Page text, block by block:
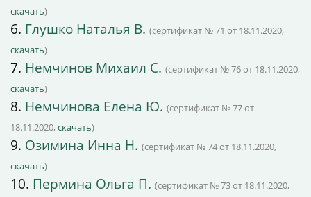
скачать)
6. Глушко Наталья В. (сертификат № 71 от 18.11.2020,
скачать)
7. Немчинов Михаил С. (сертификат № 76 от 18.11.2020,
скачать)
8. Немчинова Елена Ю. (сертификат № 77 от
18.11.2020, скачать)
9. Озимина Инна Н. (сертификат № 74 от 18.11.2020,
скачать)
10. Пермина Ольга П. (сертификат № 73 от 18.11.2020,